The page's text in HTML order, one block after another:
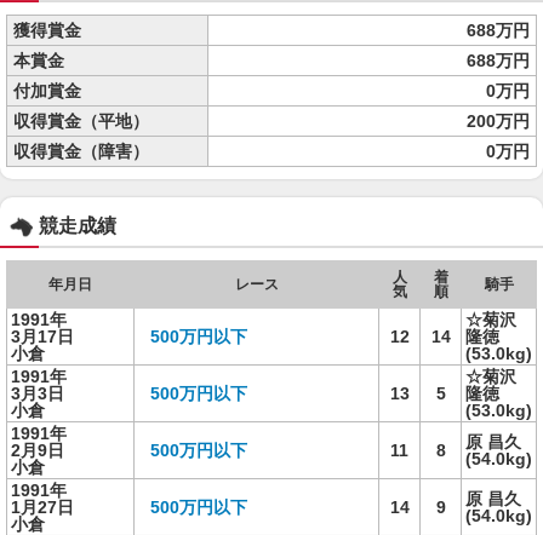
獲得賞金
688万円
本賞金
688万円
付加賞金
0万円
収得賞金（平地）
200万円
収得賞金（障害）
0万円
競走成績
年月日 レース
人
気
着
順
騎手
1991年
3月17日
小倉
500万円以下 12 14
☆菊沢
隆徳
(53.0kg)
1991年
3月3日
小倉
500万円以下 13 5
☆菊沢
隆徳
(53.0kg)
1991年
2月9日
小倉
500万円以下 11 8
原 昌久
(54.0kg)
1991年
1月27日
小倉
500万円以下 14 9
原 昌久
(54.0kg)